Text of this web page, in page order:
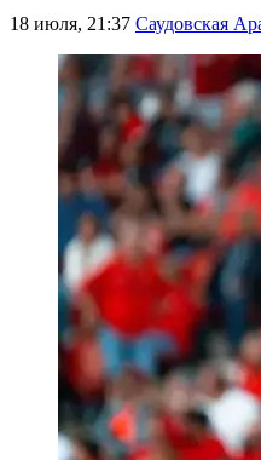
18 июля, 21:37 Саудовская